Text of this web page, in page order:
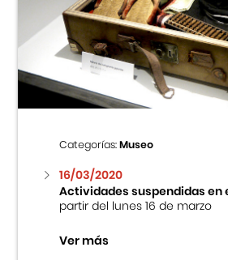
Categorías:Museo
16/03/2020
Actividades suspendidas en
partir del lunes 16 de marzo
Ver más